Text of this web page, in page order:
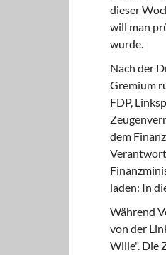
dieser
will man
wurde.
Nach der
Gremium
FDP,
dem
laden: In
Während
von der
Wille". Die